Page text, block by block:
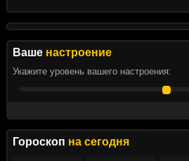
Ваше настроение
Укажите уровень вашего настроения:
Гороскоп на сегодня